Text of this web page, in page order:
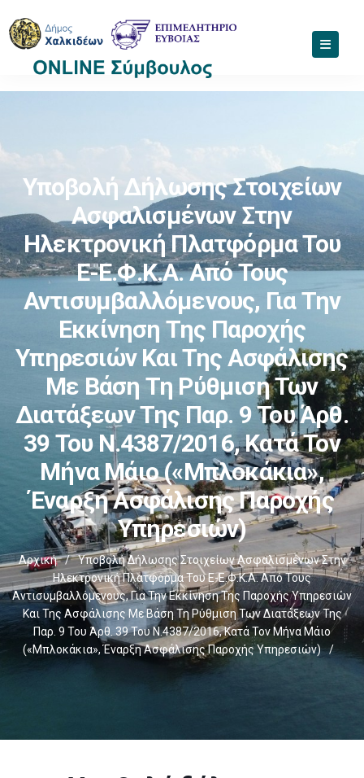
Υποβολή Δήλωσης Στοιχείων
Ασφαλισμένων Στην
Ηλεκτρονική Πλατφόρμα Του
E-Ε.Φ.Κ.Α. Από Τους
Αντισυμβαλλόμενους, Για Την
Εκκίνηση Της Παροχής
Υπηρεσιών Και Της Ασφάλισης
Με Βάση Τη Ρύθμιση Των
Διατάξεων Της Παρ. 9 Του Άρθ.
39 Του Ν.4387/2016, Κατά Τον
Μήνα Μάιο («μπλοκάκια»,
Έναρξη Ασφάλισης Παροχής
Υπηρεσιών)
Αρχική /
Υποβολή Δήλωσης Στοιχείων Ασφαλισμένων Στην
Ηλεκτρονική Πλατφόρμα Του E-Ε.Φ.Κ.Α. Από Τους
Αντισυμβαλλόμενους, Για Την Εκκίνηση Της Παροχής Υπηρεσιών
Και Της Ασφάλισης Με Βάση Τη Ρύθμιση Των Διατάξεων Της
Παρ. 9 Του Άρθ. 39 Του Ν.4387/2016, Κατά Τον Μήνα Μάιο
(«μπλοκάκια», Έναρξη Ασφάλισης Παροχής Υπηρεσιών)
/